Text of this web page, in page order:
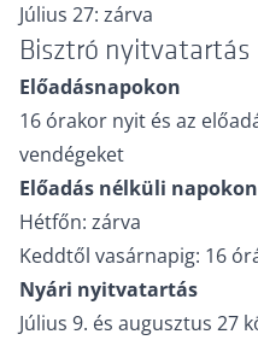
Július 27: zárva
Bisztró nyitvatartás
Előadásnapokon
16 órakor nyit és az
vendégeket
Előadás nélküli napokon
Hétfőn: zárva
Keddtől vasárnapig: 16
Nyári nyitvatartás
Július 9. és augusztus 27